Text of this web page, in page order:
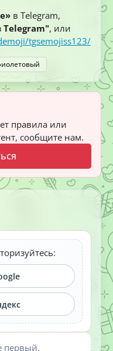
в Telegram,
Telegram", или
tgsemojiss123/
правила или
сообщите нам.
первый.